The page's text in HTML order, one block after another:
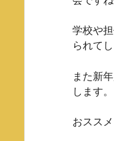
学校や
られて
また新
します。
おススメ